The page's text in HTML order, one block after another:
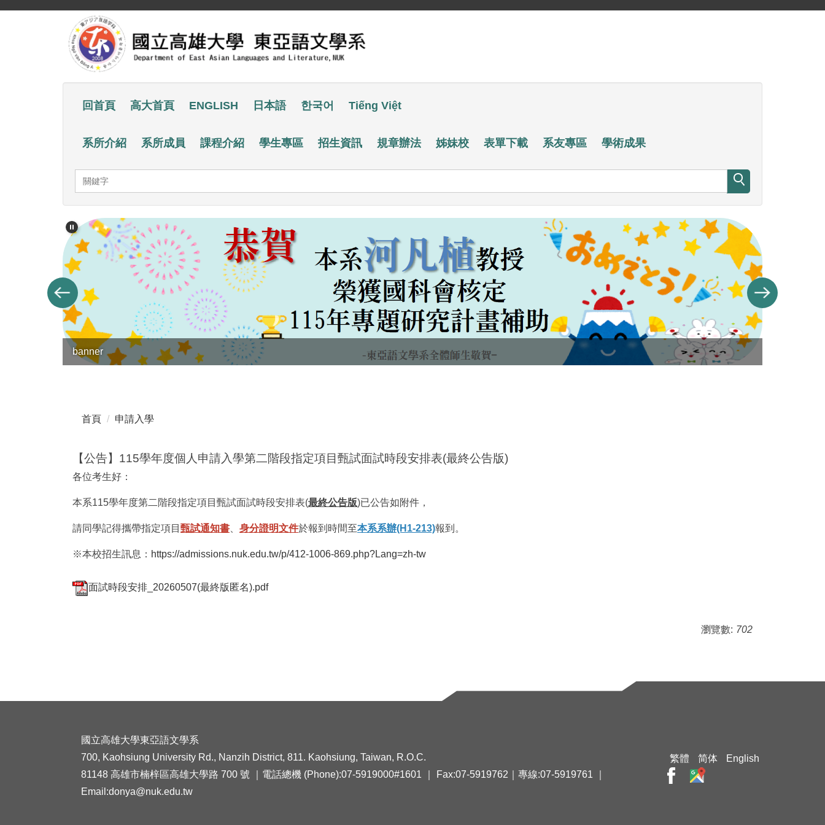
回首頁 高大首頁 ENGLISH 日本語 한국어 Tiếng Việt
系所介紹 系所成員 課程介紹 學生專區 招生資訊 規章辦法 姊妹校 表單下載 系友專區 學術成果
banner
首頁 申請入學
【公告】115學年度個人申請入學第二階段指定項目甄試面試時段安排表(最終公告版)
各位考生好：
本系115學年度第二階段指定項目甄試面試時段安排表(最終公告版)已公告如附件，
請同學記得攜帶指定項目 甄試通知書 身分證明文件於報到時間至本系系辦(H1-213)報到。
※本校招生訊息： https://admissions.nuk.edu.tw/p/412-1006-869.php?Lang=zh-tw
面試時段安排_20260507(最終版匿名).pdf
瀏覽數: 702
繁體 简体 English
國立高雄大學東亞語文學系
700, Kaohsiung University Rd., Nanzih District, 811. Kaohsiung, Taiwan, R.O.C.
81148 高雄市楠梓區高雄大學路 700 號 ｜電話總機 (Phone):07-5919000#1601 ｜ Fax:07-5919762｜專線:07-5919761 ｜
Email:donya@nuk.edu.tw